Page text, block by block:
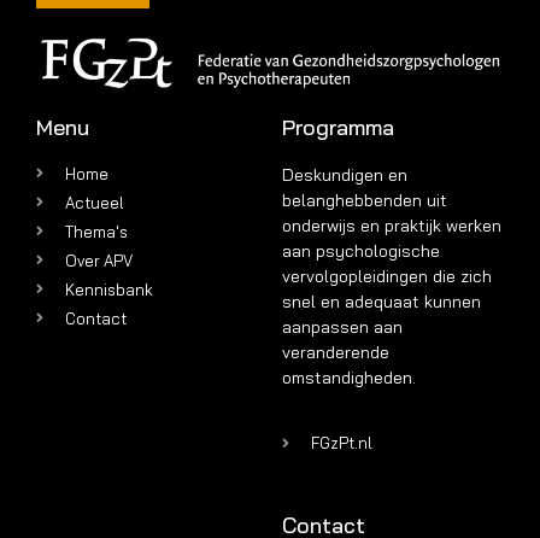
Menu
Home
Actueel
Thema's
Over APV
Kennisbank
Contact
Programma
Deskundigen en
belanghebbenden uit
onderwijs en praktijk werken
aan psychologische
vervolgopleidingen die zich
snel en adequaat kunnen
aanpassen aan
veranderende
omstandigheden.
FGzPt.nl
Contact